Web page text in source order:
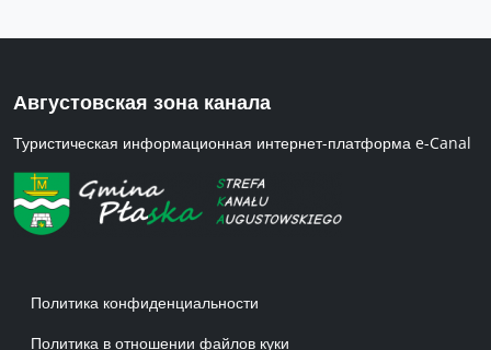
Августовская зона канала
Туристическая информационная интернет-платформа e-Canal
Menu w stopce 1 RU
Политика конфиденциальности
Политика в отношении файлов куки